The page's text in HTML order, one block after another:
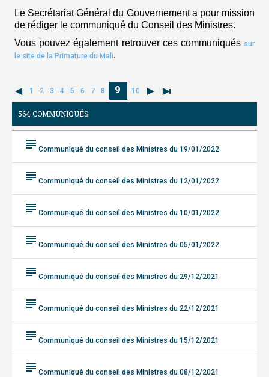
Le Secrétariat Général du Gouvernement a pour mission
de rédiger le communiqué du Conseil des Ministres.
Vous pouvez également retrouver ces communiqués sur
le site de la Primature du Mali.
1 2 3 4 5 6 7 8 9 10
564 COMMUNIQUÉS
subject Communiqué du conseil des Ministres du 19/01/2022
subject Communiqué du conseil des Ministres du 12/01/2022
subject Communiqué du conseil des Ministres du 10/01/2022
subject Communiqué du conseil des Ministres du 05/01/2022
subject Communiqué du conseil des Ministres du 29/12/2021
subject Communiqué du conseil des Ministres du 22/12/2021
subject Communiqué du conseil des Ministres du 15/12/2021
subject Communiqué du conseil des Ministres du 08/12/2021